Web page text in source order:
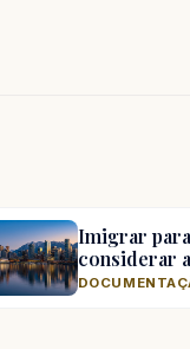
Imigrar para
considerar